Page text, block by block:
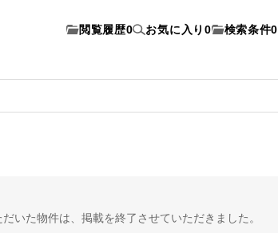
閲覧履歴0 お気に入り 0 検索条件0
いた物件は、 掲載を終了させていただきました。